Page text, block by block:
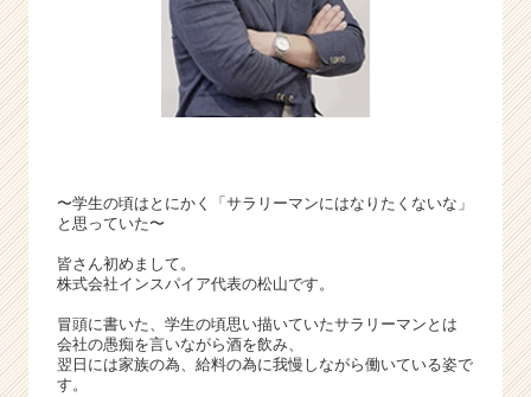
く
活
サ
キ
ア
h
e
〜学生の頃はとにかく「サラリーマンにはなりたくないな」
と思っていた〜
皆さん初めまして。
株式会社インスパイア代表の松山です。
冒頭に書いた、学生の頃思い描いていたサラリーマンとは
会社の愚痴を言いながら酒を飲み、
翌日には家族の為、給料の為に我慢しながら働いている姿で
す。